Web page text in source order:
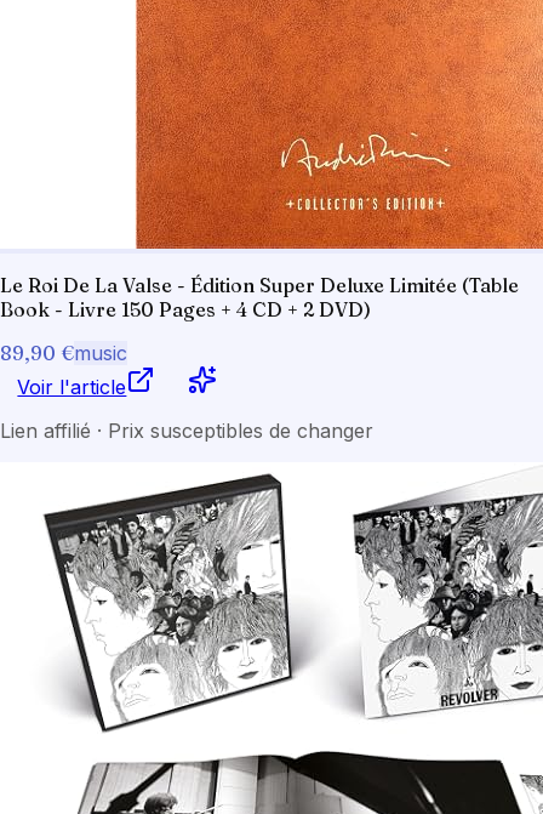
Le Roi De La Valse - Édition Super Deluxe Limitée (Table
Book - Livre 150 Pages + 4 CD + 2 DVD)
89,90 €music
Voir l'article
Lien affilié · Prix susceptibles de changer